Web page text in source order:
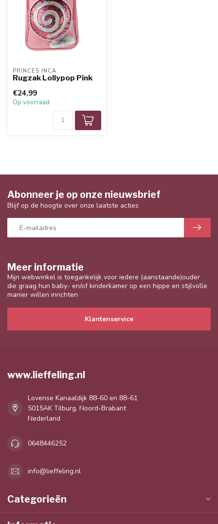
PRINCES INCA
Rugzak Lollypop Pink
€24,99
Op voorraad
Meer informatie
Mijn webwinkel is toegankelijk voor iedere (aanstaande)ouder
die graag hun baby- en/of kinderkamer op een hippe en stijlvolle
manier willen inrichten
Klantenservice
Abonneer je op onze nieuwsbrief
Blijf op de hoogte over onze laatste acties
www.lieffeling.nl
Lovense Kanaaldijk 88-60 en 88-61
5015AK Tilburg, Noord-Brabant
Nederland
0648446252
info@lieffeling.nl
Categorieën